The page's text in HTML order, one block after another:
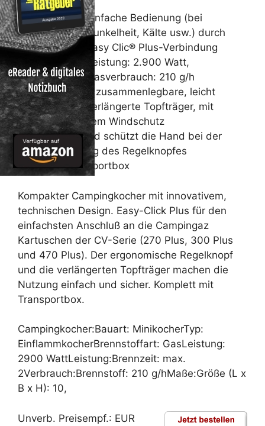
Einfache Bedienung (bei
Dunkelheit, Kälte usw.) durch
Easy Clic® Plus-Verbindung
Leistung: 2.900 Watt,
Gasverbrauch: 210 g/h
3 zusammenlegbare, leicht
verlängerte Topfträger, mit
integriertem Windschutz
Hitzeschild schützt die Hand bei der
Bedienung des Regelknopfes
Mit Transportbox
Kompakter Campingkocher mit innovativem,
technischen Design. Easy-Click Plus für den
einfachsten Anschluß an die Campingaz
Kartuschen der CV-Serie (270 Plus, 300 Plus
und 470 Plus). Der ergonomische Regelknopf
und die verlängerten Topfträger machen die
Nutzung einfach und sicher. Komplett mit
Transportbox.
Campingkocher:Bauart: MinikocherTyp:
EinflammkocherBrennstoffart: GasLeistung:
2900 WattLeistung:Brennzeit: max.
2Verbrauch:Brennstoff: 210 g/hMaße:Größe (L x
B x H): 10,
Unverb. Preisempf.: EUR